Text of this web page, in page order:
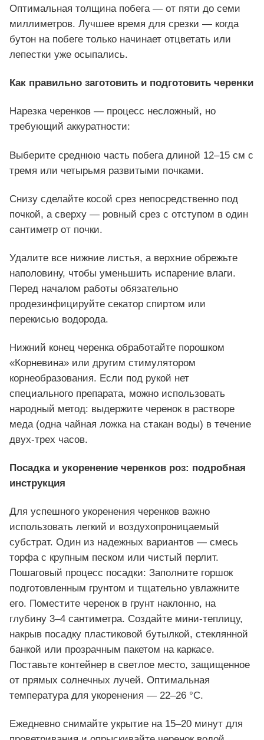
Оптимальная толщина побега — от пяти до семи
миллиметров. Лучшее время для срезки — когда
бутон на побеге только начинает отцветать или
лепестки уже осыпались.
Как правильно заготовить и подготовить черенки
Нарезка черенков — процесс несложный, но
требующий аккуратности:
Выберите среднюю часть побега длиной 12–15 см с
тремя или четырьмя развитыми почками.
Снизу сделайте косой срез непосредственно под
почкой, а сверху — ровный срез с отступом в один
сантиметр от почки.
Удалите все нижние листья, а верхние обрежьте
наполовину, чтобы уменьшить испарение влаги.
Перед началом работы обязательно
продезинфицируйте секатор спиртом или
перекисью водорода.
Нижний конец черенка обработайте порошком
«Корневина» или другим стимулятором
корнеобразования. Если под рукой нет
специального препарата, можно использовать
народный метод: выдержите черенок в растворе
меда (одна чайная ложка на стакан воды) в течение
двух-трех часов.
Посадка и укоренение черенков роз: подробная
инструкция
Для успешного укоренения черенков важно
использовать легкий и воздухопроницаемый
субстрат. Один из надежных вариантов — смесь
торфа с крупным песком или чистый перлит.
Пошаговый процесс посадки: Заполните горшок
подготовленным грунтом и тщательно увлажните
его. Поместите черенок в грунт наклонно, на
глубину 3–4 сантиметра. Создайте мини-теплицу,
накрыв посадку пластиковой бутылкой, стеклянной
банкой или прозрачным пакетом на каркасе.
Поставьте контейнер в светлое место, защищенное
от прямых солнечных лучей. Оптимальная
температура для укоренения — 22–26 °С.
Ежедневно снимайте укрытие на 15–20 минут для